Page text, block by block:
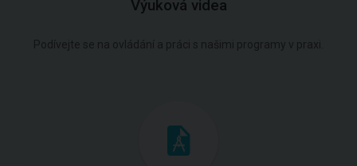
Výuková videa
Podívejte se na ovládání a práci s našimi programy v praxi.